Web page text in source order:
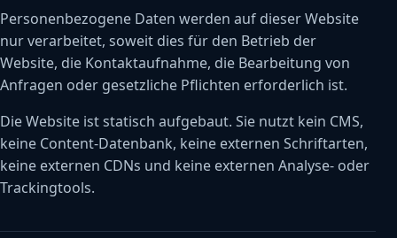
Personenbezogene Daten werden auf dieser Website
nur verarbeitet, soweit dies für den Betrieb der
Website, die Kontaktaufnahme, die Bearbeitung von
Anfragen oder gesetzliche Pflichten erforderlich ist.
Die Website ist statisch aufgebaut. Sie nutzt kein CMS,
keine Content-Datenbank, keine externen Schriftarten,
keine externen CDNs und keine externen Analyse- oder
Trackingtools.